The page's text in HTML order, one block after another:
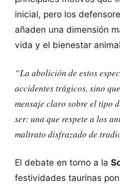
inicial, pero los
añaden una dimensión
vida y el bienestar
“La abolición de estos
accidentes trágicos, sino
mensaje claro sobre el tipo
ser: una que respete a los
maltrato disfrazado de
El debate en torno a la
festividades taurinas